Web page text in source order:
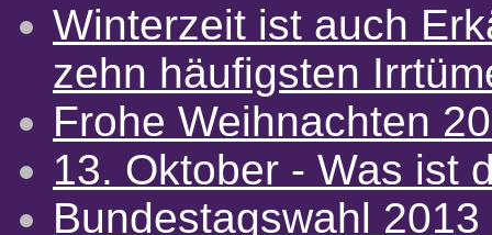
Winterzeit ist auch
zehn häufigsten
Frohe Weihnachten
13. Oktober - Was ist
Bundestagswahl 2013